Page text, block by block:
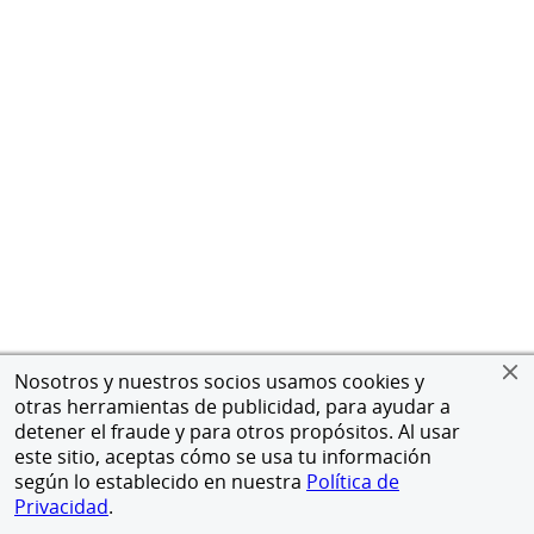
Nosotros y nuestros socios usamos cookies y
otras herramientas de publicidad, para ayudar a
detener el fraude y para otros propósitos. Al usar
este sitio, aceptas cómo se usa tu información
según lo establecido en nuestra Política de
Privacidad.